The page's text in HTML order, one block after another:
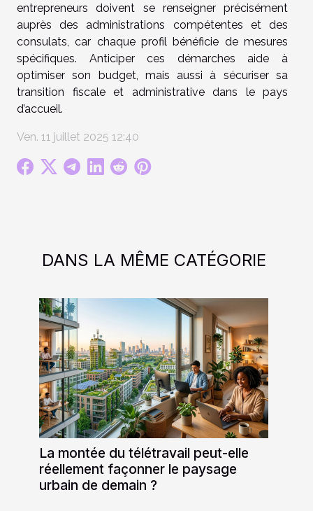
entrepreneurs doivent se renseigner précisément
auprès des administrations compétentes et des
consulats, car chaque profil bénéficie de mesures
spécifiques. Anticiper ces démarches aide à
optimiser son budget, mais aussi à sécuriser sa
transition fiscale et administrative dans le pays
d’accueil.
Ven. 11 juillet 2025 12:40
DANS LA MÊME CATÉGORIE
La montée du télétravail peut-elle
réellement façonner le paysage
urbain de demain ?